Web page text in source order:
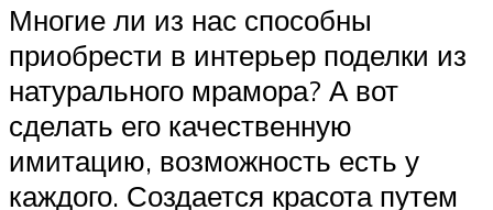
Многие ли из нас способны
приобрести в интерьер поделки из
натурального мрамора? А вот
сделать его качественную
имитацию, возможность есть у
каждого. Создается красота путем